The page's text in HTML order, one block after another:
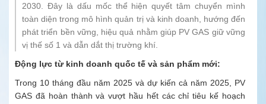
2030. Đây là dấu mốc thể hiện quyết tâm chuyển mình
toàn diện trong mô hình quản trị và kinh doanh, hướng đến
phát triển bền vững, hiệu quả nhằm giúp PV GAS giữ vững
vị thế số 1 và dẫn dắt thị trường khí.
Động lực từ kinh doanh quốc tế và sản phẩm mới:
Trong 10 tháng đầu năm 2025 và dự kiến cả năm 2025, PV
GAS đã hoàn thành và vượt hầu hết các chỉ tiêu kế hoạch